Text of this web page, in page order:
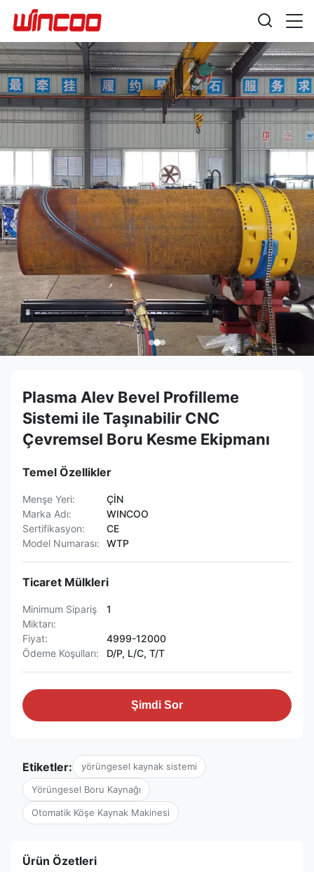
Plasma Alev Bevel Profilleme
Sistemi ile Taşınabilir CNC
Çevremsel Boru Kesme Ekipmanı
Temel Özellikler
Menşe Yeri:
ÇİN
Marka Adı:
WINCOO
Sertifikasyon:
CE
Model Numarası:
WTP
Ticaret Mülkleri
Minimum Sipariş
Miktarı:
1
Fiyat:
4999-12000
Ödeme Koşulları:
D/P, L/C, T/T
Şimdi Sor
Etiketler: yörüngesel kaynak sistemi
Yörüngesel Boru Kaynağı
Otomatik Köşe Kaynak Makinesi
Ürün Özetleri